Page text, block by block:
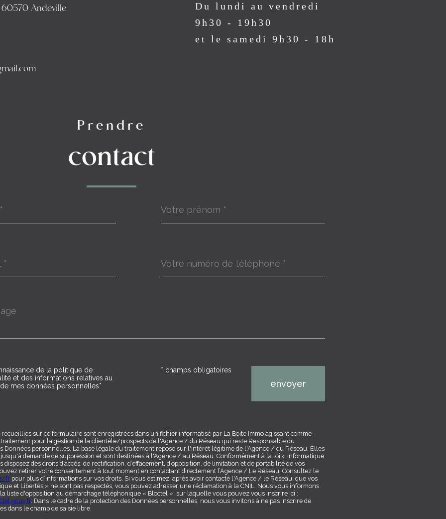
Andeville
Du lundi au vendredi
9h30 - 19h30
et le samedi 9h30 - 18h
Prendre
contact
*
*
de la politique de
et des informations relatives au
mes données personnelles*
* champs obligatoires
envoyer
sur ce formulaire sont enregistrées dans un fichier informatisé par La Boite Immo agissant comme
pour la gestion de la clientèle/prospects de l'Agence / du Réseau qui reste Responsable du
Données personnelles. La base légale du traitement repose sur l'intérêt légitime de l'Agence / du Réseau. Elles
demande de suppression et sont destinées à l'Agence / au Réseau. Conformément à la loi « informatique
disposez des droits d’accès, de rectification, d’effacement, d’opposition, de limitation et de portabilité de vos
retirer votre consentement à tout moment en contactant directement l’Agence / Le Réseau. Consultez le
frpour plus d’informations sur vos droits. Si vous estimez, après avoir contacté l'Agence / le Réseau, que vos
et Libertés » ne sont pas respectés, vous pouvez adresser une réclamation à la CNIL. Nous vous informons
la liste d'opposition au démarchage téléphonique « Bloctel », sur laquelle vous pouvez vous inscrire ici :
. Dans le cadre de la protection des Données personnelles, nous vous invitons à ne pas inscrire de
dans le champ de saisie libre.